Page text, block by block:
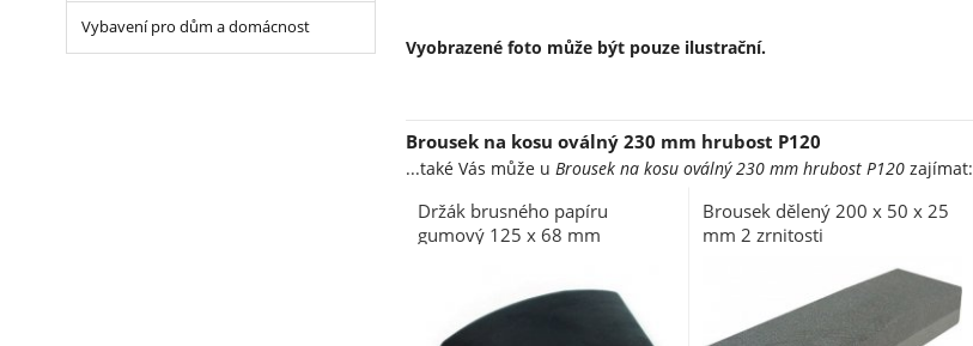
Vyobrazené foto může být pouze ilustrační.
Brousek na kosu oválný 230 mm hrubost P120
...také Vás může u Brousek na kosu oválný 230 mm hrubost P120zajímat:
Držák brusného papíru
gumový 125 x 68 mm
Brousek dělený 200 x 50 x 25
mm 2 zrnitosti
Vybavení pro dům a domácnost